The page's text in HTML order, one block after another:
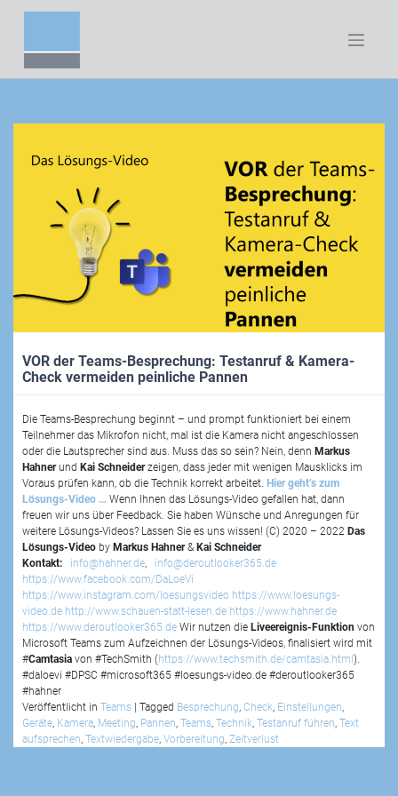
VOR der Teams-Besprechung: Testanruf & Kamera-
Check vermeiden peinliche Pannen
Die Teams-Besprechung beginnt – und prompt funktioniert bei einem
Teilnehmer das Mikrofon nicht, mal ist die Kamera nicht angeschlossen
oder die Lautsprecher sind aus. Muss das so sein? Nein, denn Markus
Hahnerund Kai Schneiderzeigen, dass jeder mit wenigen Mausklicks im
Voraus prüfen kann, ob die Technik korrekt arbeitet. Hier geht’s zum
Lösungs-Video … Wenn Ihnen das Lösungs-Video gefallen hat, dann
freuen wir uns über Feedback. Sie haben Wünsche und Anregungen für
weitere Lösungs-Videos? Lassen Sie es uns wissen! (C) 2020 – 2022 Das
Lösungs-Video by Markus Hahner& Kai Schneider
Kontakt:
info@hahner.de, info@deroutlooker365.de
https://www.facebook.com/DaLoeVi
https://www.instagram.com/loesungsvideo https://www.loesungs-
video.de http://www.schauen-statt-lesen.de https://www.hahner.de
https://www.deroutlooker365.de Wir nutzen die Liveereignis-Funktion von
Microsoft Teams zum Aufzeichnen der Lösungs-Videos, finalisiert wird mit
#Camtasia von #TechSmith (https://www.techsmith.de/camtasia.html).
#daloevi #DPSC #microsoft365 #loesungs-video.de #deroutlooker365
#hahner
Veröffentlicht in Teams | Tagged Besprechung, Check, Einstellungen,
Geräte, Kamera, Meeting, Pannen, Teams, Technik, Testanruf führen, Text
aufsprechen, Textwiedergabe, Vorbereitung, Zeitverlust